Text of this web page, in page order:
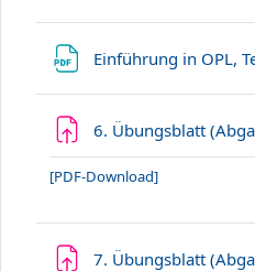
Einführung in OPL,
6. Übungsblatt
[PDF-Download]
7. Übungsblatt